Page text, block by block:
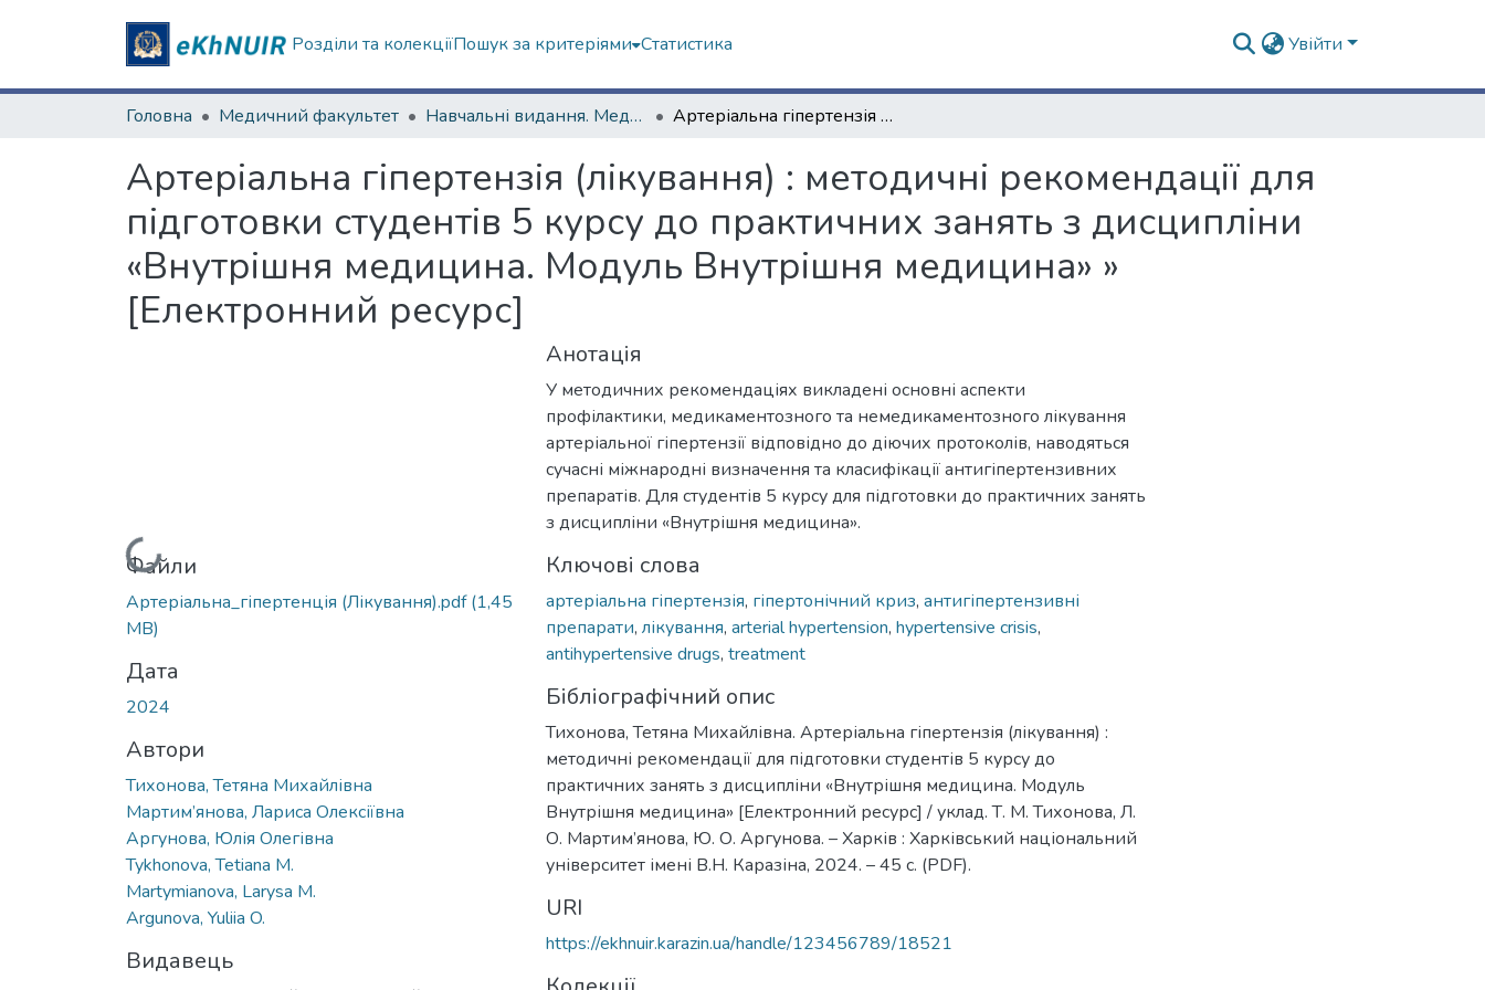
Розділи та колекціїПошук за критеріями Статистика Увійти
Головна Медичний факультет Навчальні видання. Медичний факультет Артеріальна гіпертензія (лікування) : методичні рекомендації для підготовки студентів 5 курсу до практичних занять з дисципліни «Внутрішня медицина. Модуль Внутрішня медицина» » [Електронний ресурс]
Артеріальна гіпертензія (лікування) : методичні рекомендації для
підготовки студентів 5 курсу до практичних занять з дисципліни
«Внутрішня медицина. Модуль Внутрішня медицина» »
[Електронний ресурс]
Вантажиться...
Файли
Артеріальна_гіпертенція (Лікування).pdf(1,45
MB)
Дата
2024
Автори
Тихонова, Тетяна Михайлівна
Мартим’янова, Лариса Олексіївна
Аргунова, Юлія Олегівна
Tykhonova, Tetiana M.
Martymianova, Larysa M.
Argunova, Yuliia O.
Видавець
Анотація
У методичних рекомендаціях викладені основні аспекти
профілактики, медикаментозного та немедикаментозного лікування
артеріальної гіпертензії відповідно до діючих протоколів, наводяться
сучасні міжнародні визначення та класифікації антигіпертензивних
препаратів. Для студентів 5 курсу для підготовки до практичних занять
з дисципліни «Внутрішня медицина».
Ключові слова
артеріальна гіпертензія, гіпертонічний криз, антигіпертензивні
препарати, лікування, arterial hypertension, hypertensive crisis,
antihypertensive drugs, treatment
Бібліографічний опис
Тихонова, Тетяна Михайлівна. Артеріальна гіпертензія (лікування) :
методичні рекомендації для підготовки студентів 5 курсу до
практичних занять з дисципліни «Внутрішня медицина. Модуль
Внутрішня медицина» [Електронний ресурс] / уклад. Т. М. Тихонова, Л.
О. Мартим’янова, Ю. О. Аргунова. – Харків : Харківський національний
університет імені В.Н. Каразіна, 2024. – 45 с. (PDF).
URI
https://ekhnuir.karazin.ua/handle/123456789/18521